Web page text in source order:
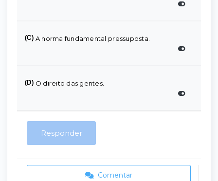
(C) A norma fundamental pressuposta.
(D) O direito das gentes.
Responder
Comentar